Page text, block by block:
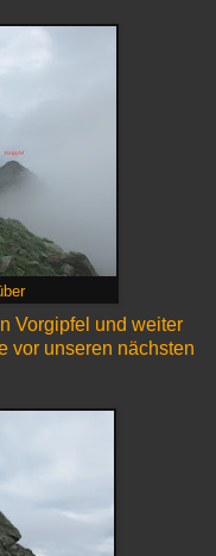
Vorgipfel und weiter
vor unseren nächsten